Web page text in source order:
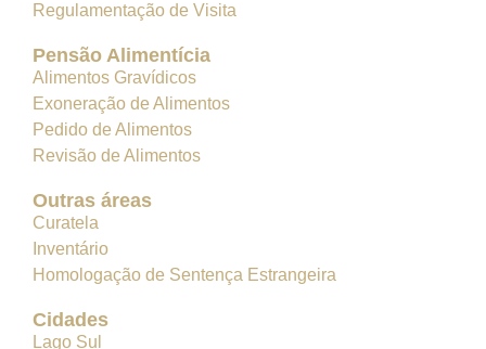
Regulamentação de Visita
Pensão Alimentícia
Alimentos Gravídicos
Exoneração de Alimentos
Pedido de Alimentos
Revisão de Alimentos
Outras áreas
Curatela
Inventário
Homologação de Sentença Estrangeira
Cidades
Lago Sul